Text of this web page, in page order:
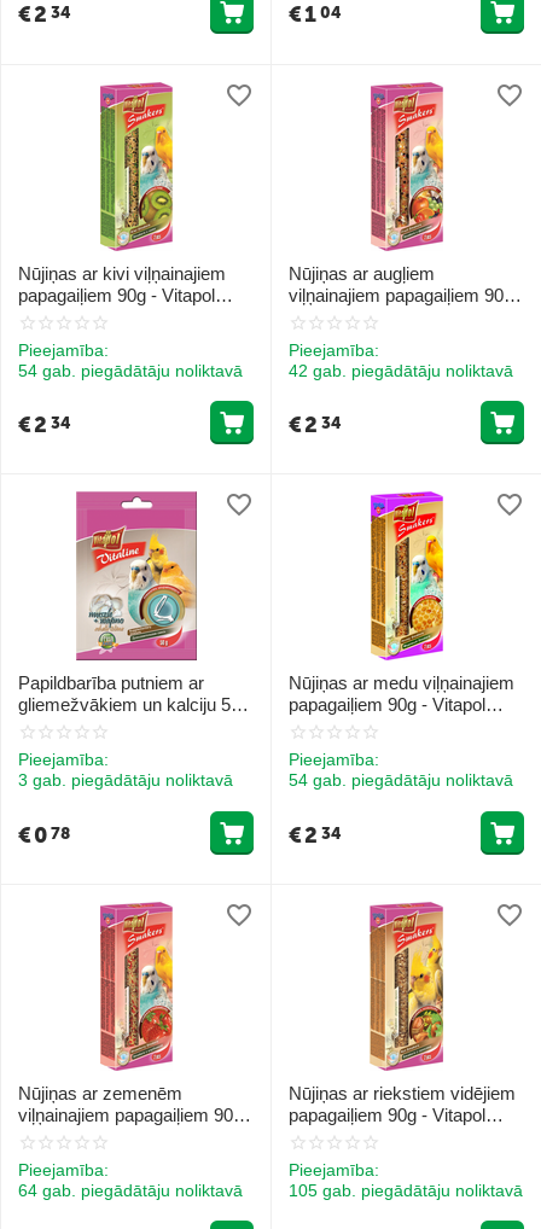
€2 34 €104
Nūjiņas ar kivi viļņainajiem
papagaiļiem 90g - Vitapol
STANDARD Smakers kiwi
Pieejamība:
54 gab. piegādātāju noliktavā
€2 34
Nūjiņas ar augļiem
viļņainajiem papagaiļiem 90g -
Vitapol STANDARD Smakers
Pieejamība:
42 gab. piegādātāju noliktavā
€2 34
Papildbarība putniem ar
gliemežvākiem un kalciju 50g
- Vitapol VITALINE shells and
lime supplementary mixture
for birds
Pieejamība:
3 gab. piegādātāju noliktavā
€078
Nūjiņas ar medu viļņainajiem
papagaiļiem 90g - Vitapol
STANDARD Smakers honey
for budgie
Pieejamība:
54 gab. piegādātāju noliktavā
€2 34
Nūjiņas ar zemenēm
viļņainajiem papagaiļiem 90g -
Vitapol STANDARD Smakers
Pieejamība:
64 gab. piegādātāju noliktavā
Nūjiņas ar riekstiem vidējiem
papagaiļiem 90g - Vitapol
STANDARD Smakers nut for
Pieejamība:
105 gab. piegādātāju noliktavā